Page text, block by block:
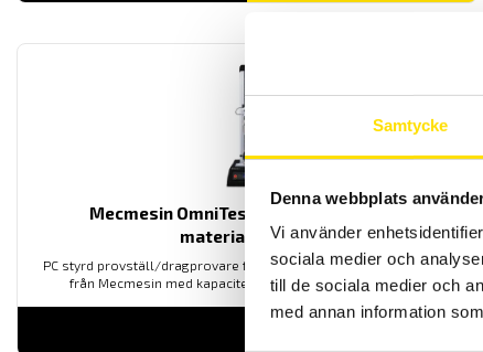
Samtycke
Denna webbplats
Vi använder
sociala medier och
till de sociala medier och
med annan information
Mecmesin OmniTest™ 5,0 motoriserad
materialprovare
PC styrd provställ/dragprovare för material och produktprovning
från Mecmesin med kapaciteter från 2,5 N upp till 5000 N